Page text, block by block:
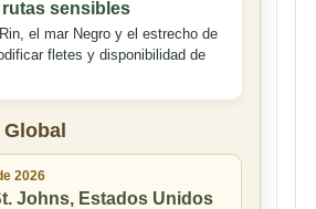
sensibles
el mar Negro y el estrecho de
fletes y disponibilidad de
2026
Johns, Estados Unidos